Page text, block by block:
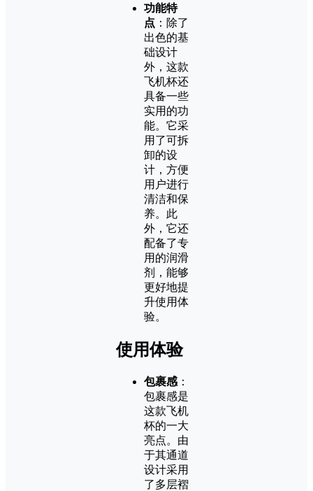
功能特
点 ：除了
出色的基
础设计
外，这款
飞机杯还
具备一些
实用的功
能。它采
用了可拆
卸的设
计，方便
用户进行
清洁和保
养。此
外，它还
配备了专
用的润滑
剂，能够
更好地提
升使用体
验。
使用体验
包裹感 ：
包裹感是
这款飞机
杯的一大
亮点。由
于其通道
设计采用
了多层褶